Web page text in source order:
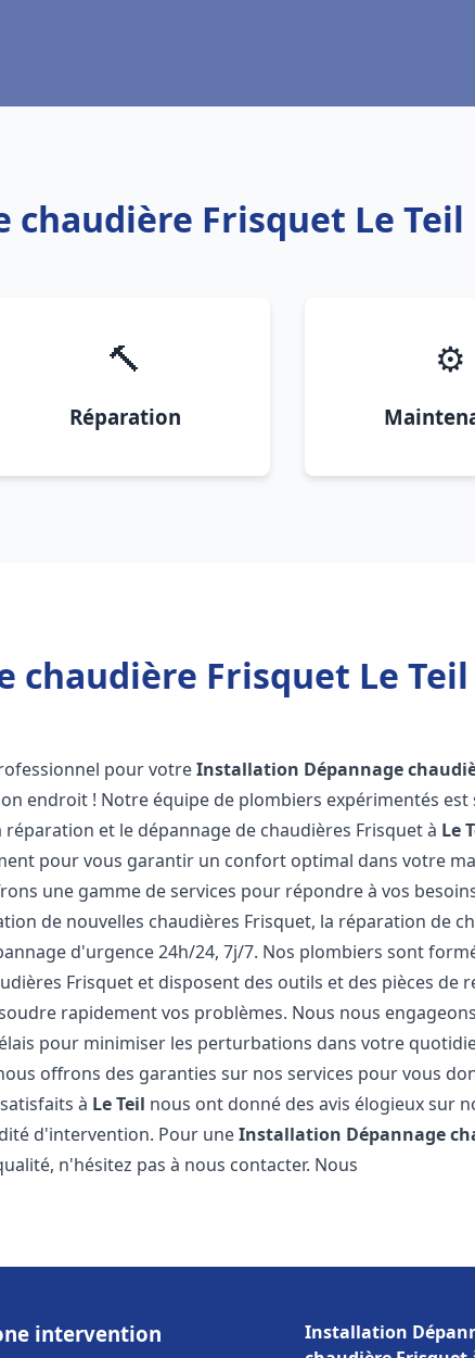
Frisquet Le Teil
🔨
Réparation
⚙️
Frisquet Le Teil
pour votreInstallation Dépannage
endroit ! Notre équipe de plombiers expérimentés est
et le dépannage de chaudières Frisquet à Le
pour vous garantir un confort optimal dans votre
une gamme de services pour répondre à vos
de nouvelles chaudières Frisquet, la réparation de
d'urgence 24h/24, 7j/7. Nos plombiers sont
Frisquet et disposent des outils et des pièces de
rapidement vos problèmes. Nous nous
pour minimiser les perturbations dans votre
offrons des garanties sur nos services pour vous
à Le Teil nous ont donné des avis élogieux sur
d'intervention. Pour uneInstallation Dépannage
n'hésitez pas à nous contacter. Nous
intervention
Installation